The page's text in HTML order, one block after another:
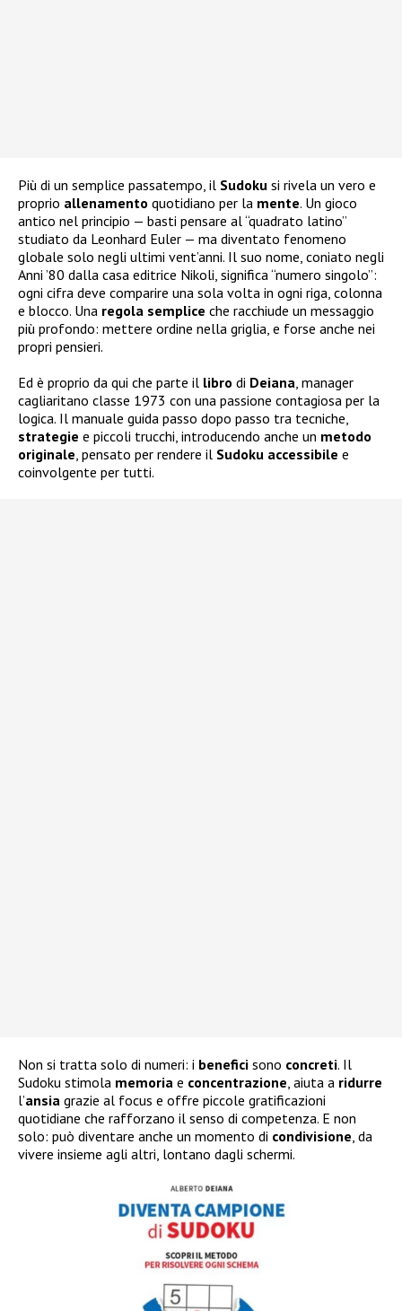
Più di un semplice passatempo, il Sudoku si rivela un vero e
proprio allenamento quotidiano per la mente. Un gioco
antico nel principio — basti pensare al “quadrato latino”
studiato da Leonhard Euler — ma diventato fenomeno
globale solo negli ultimi vent’anni. Il suo nome, coniato negli
Anni ’80 dalla casa editrice Nikoli, significa “numero singolo”:
ogni cifra deve comparire una sola volta in ogni riga, colonna
e blocco. Una regola semplice che racchiude un messaggio
più profondo: mettere ordine nella griglia, e forse anche nei
propri pensieri.
Ed è proprio da qui che parte il libro di Deiana , manager
cagliaritano classe 1973 con una passione contagiosa per la
logica. Il manuale guida passo dopo passo tra tecniche,
strategie e piccoli trucchi, introducendo anche un metodo
originale , pensato per rendere il Sudoku accessibile e
coinvolgente per tutti.
Non si tratta solo di numeri: i benefici sono concreti. Il
Sudoku stimola memoria e concentrazione , aiuta a ridurre
l’ansia grazie al focus e offre piccole gratificazioni
quotidiane che rafforzano il senso di competenza. E non
solo: può diventare anche un momento di condivisione , da
vivere insieme agli altri, lontano dagli schermi.